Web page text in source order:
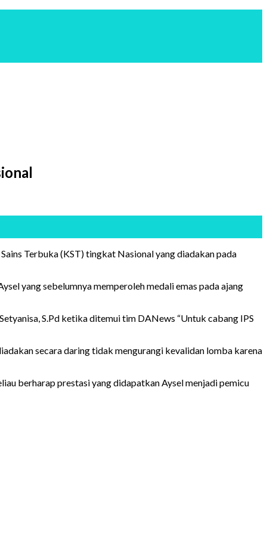
Terbuka (KST) tingkat Nasional yang diadakan pada
yang sebelumnya memperoleh medali emas pada ajang
S.Pd ketika ditemui tim DANews “Untuk cabang IPS
secara daring tidak mengurangi kevalidan lomba karena
berharap prestasi yang didapatkan Aysel menjadi pemicu